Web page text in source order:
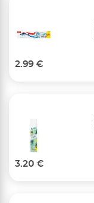
2.99 €
3.20 €